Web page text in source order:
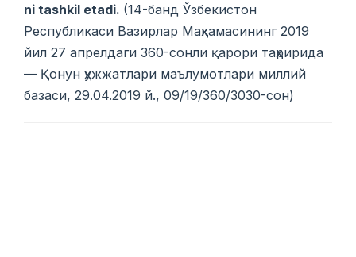
ni tashkil etadi. (14-банд Ўзбекистон
Республикаси Вазирлар Маҳкамасининг 2019
йил 27 апрелдаги 360-сонли қарори таҳририда
— Қонун ҳужжатлари маълумотлари миллий
базаси, 29.04.2019 й., 09/19/360/3030-сон)